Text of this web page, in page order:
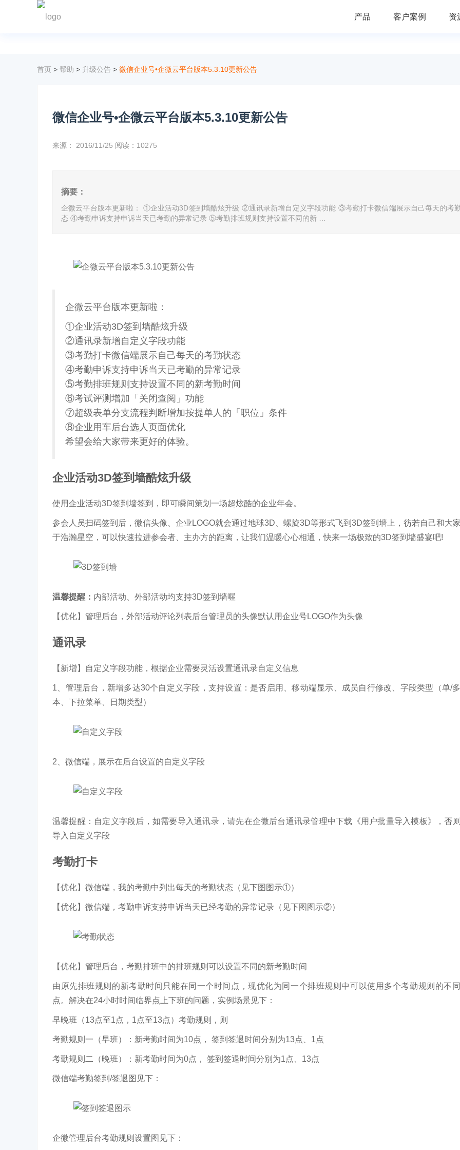
产品 客户案例 资
首页 > 帮助 > 升级公告 > 微信企业号•企微云平台版本5.3.10更新公告
微信企业号•企微云平台版本5.3.10更新公告
来源： 2016/11/25 阅读：10275
摘要：
企微云平台版本更新啦： ①企业活动3D签到墙酷炫升级 ②通讯录新增自定义字段功能 ③考勤打卡微信端展示自己每天的考
态 ④考勤申诉支持申诉当天已考勤的异常记录 ⑤考勤排班规则支持设置不同的新 …
企微云平台版本更新啦：
①企业活动3D签到墙酷炫升级
②通讯录新增自定义字段功能
③考勤打卡微信端展示自己每天的考勤状态
④考勤申诉支持申诉当天已考勤的异常记录
⑤考勤排班规则支持设置不同的新考勤时间
⑥考试评测增加「关闭查阅」功能
⑦超级表单分支流程判断增加按提单人的「职位」条件
⑧企业用车后台选人页面优化
希望会给大家带来更好的体验。
企业活动3D签到墙酷炫升级
使用企业活动3D签到墙签到，即可瞬间策划一场超炫酷的企业年会。
参会人员扫码签到后，微信头像、企业LOGO就会通过地球3D、螺旋3D等形式飞到3D签到墙上，彷若自己和大
于浩瀚星空，可以快速拉进参会者、主办方的距离，让我们温暖心心相通，快来一场极致的3D签到墙盛宴吧!
温馨提醒： 内部活动、外部活动均支持3D签到墙喔
【优化】管理后台，外部活动评论列表后台管理员的头像默认用企业号LOGO作为头像
通讯录
【新增】自定义字段功能，根据企业需要灵活设置通讯录自定义信息
1、管理后台，新增多达30个自定义字段，支持设置：是否启用、移动端显示、成员自行修改、字段类型（单/
本、下拉菜单、日期类型）
2、微信端，展示在后台设置的自定义字段
温馨提醒：自定义字段后，如需要导入通讯录，请先在企微后台通讯录管理中下载《用户批量导入模板》，否
导入自定义字段
考勤打卡
【优化】微信端，我的考勤中列出每天的考勤状态（见下图图示①）
【优化】微信端，考勤申诉支持申诉当天已经考勤的异常记录（见下图图示②）
【优化】管理后台，考勤排班中的排班规则可以设置不同的新考勤时间
由原先排班规则的新考勤时间只能在同一个时间点，现优化为同一个排班规则中可以使用多个考勤规则的不
点。解决在24小时时间临界点上下班的问题，实例场景见下：
早晚班（13点至1点，1点至13点）考勤规则，则
考勤规则一（早班）：新考勤时间为10点， 签到签退时间分别为13点、1点
考勤规则二（晚班）：新考勤时间为0点， 签到签退时间分别为1点、13点
微信端考勤签到/签退图见下：
企微管理后台考勤规则设置图见下：